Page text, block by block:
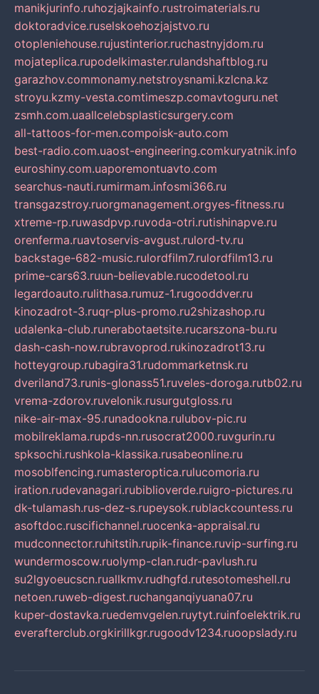
manikjurinfo.ruhozjajkainfo.rustroimaterials.ru
doktoradvice.ruselskoehozjajstvo.ru
otopleniehouse.rujustinterior.ruchastnyjdom.ru
mojateplica.rupodelkimaster.rulandshaftblog.ru
garazhov.commonamy.netstroysnami.kzlcna.kz
stroyu.kzmy-vesta.comtimeszp.comavtoguru.net
zsmh.com.uaallcelebsplasticsurgery.com
all-tattoos-for-men.compoisk-auto.com
best-radio.com.uaost-engineering.comkuryatnik.info
euroshiny.com.uaporemontuavto.com
searchus-nauti.rumirmam.infosmi366.ru
transgazstroy.ruorgmanagement.orgyes-fitness.ru
xtreme-rp.ruwasdpvp.ruvoda-otri.rutishinapve.ru
orenferma.ruavtoservis-avgust.rulord-tv.ru
backstage-682-music.rulordfilm7.rulordfilm13.ru
prime-cars63.ruun-believable.rucodetool.ru
legardoauto.rulithasa.rumuz-1.rugooddver.ru
kinozadrot-3.ruqr-plus-promo.ru2shizashop.ru
udalenka-club.runerabotaetsite.rucarszona-bu.ru
dash-cash-now.rubravoprod.rukinozadrot13.ru
hotteygroup.rubagira31.rudommarketnsk.ru
dveriland73.runis-glonass51.ruveles-doroga.rutb02.ru
vrema-zdorov.ruvelonik.rusurgutgloss.ru
nike-air-max-95.runadookna.rulubov-pic.ru
mobilreklama.rupds-nn.rusocrat2000.ruvgurin.ru
spksochi.rushkola-klassika.rusabeonline.ru
mosoblfencing.rumasteroptica.rulucomoria.ru
iration.rudevanagari.rubiblioverde.ruigro-pictures.ru
dk-tulamash.rus-dez-s.rupeysok.rublackcountess.ru
asoftdoc.ruscifichannel.ruocenka-appraisal.ru
mudconnector.ruhitstih.rupik-finance.ruvip-surfing.ru
wundermoscow.ruolymp-clan.rudr-pavlush.ru
su2lgyoeucscn.ruallkmv.rudhgfd.rutesotomeshell.ru
netoen.ruweb-digest.ruchanganqiyuana07.ru
kuper-dostavka.ruedemvgelen.ruytyt.ruinfoelektrik.ru
everafterclub.orgkirillkgr.rugoodv1234.ruoopslady.ru